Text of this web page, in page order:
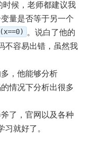
候，老师都建议我
量是否等于另一个
。说白了他的
不容易出错，虽然我
，他能够分析
情况下分析出很多
了，官网以及各种
就好了。